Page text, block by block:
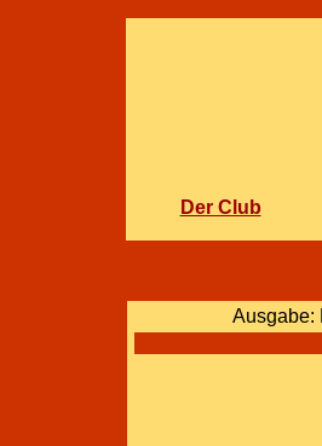
Der Club
Ausgabe: